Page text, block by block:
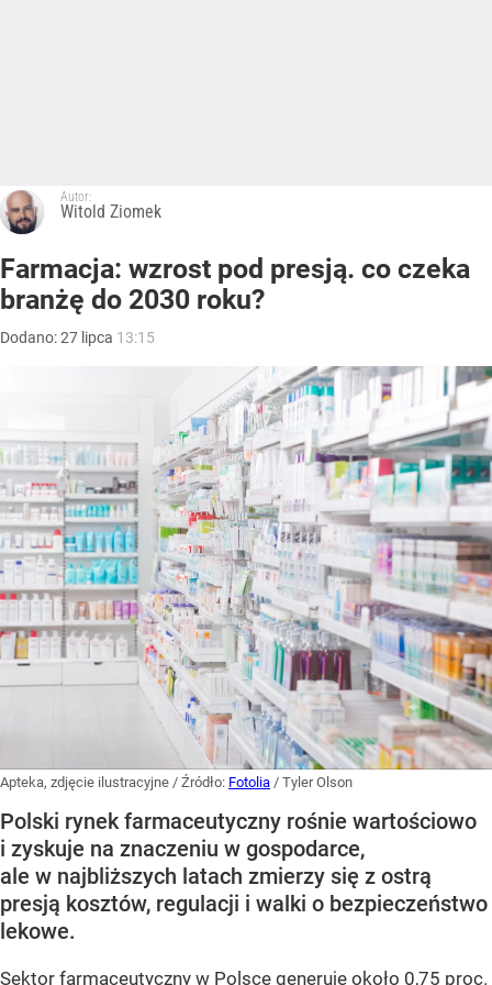
Autor:
Witold Ziomek
Farmacja: wzrost pod presją. co czeka
branżę do 2030 roku?
Dodano:27 lipca 13:15
Apteka, zdjęcie ilustracyjne / Źródło: Fotolia / Tyler Olson
Polski rynek farmaceutyczny rośnie wartościowo
i zyskuje na znaczeniu w gospodarce,
ale w najbliższych latach zmierzy się z ostrą
presją kosztów, regulacji i walki o bezpieczeństwo
lekowe.
Sektor farmaceutyczny w Polsce generuje około 0,75 proc.